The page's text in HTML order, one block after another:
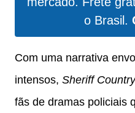
o Brasil.
Com uma narrativa
intensos, Sheriff Country
fãs de dramas policiais